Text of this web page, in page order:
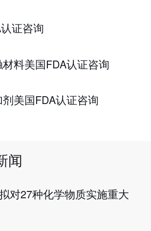
证咨询
料美国FDA认证咨询
美国FDA认证咨询
闻
对27种化学物质实施重大